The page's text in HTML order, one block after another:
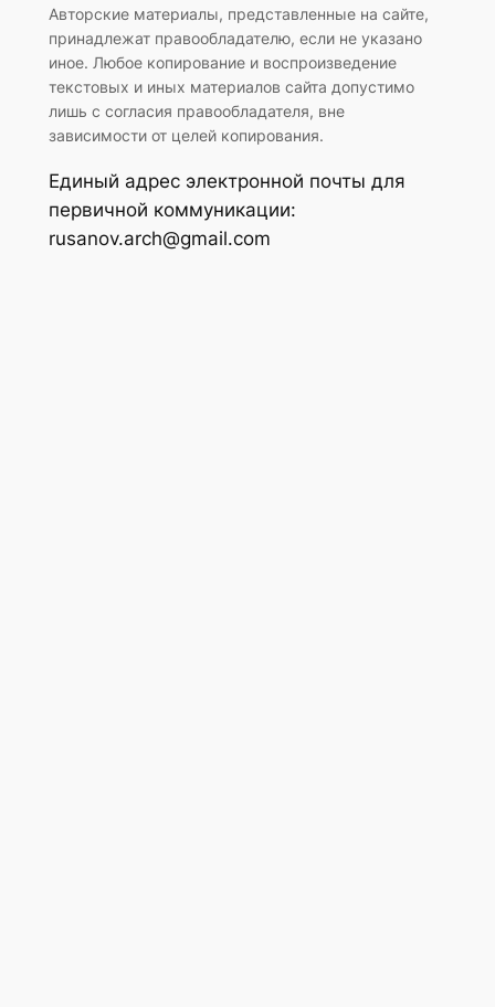
Авторские материалы, представленные на сайте,
принадлежат правообладателю, если не указано
иное. Любое копирование и воспроизведение
текстовых и иных материалов сайта допустимо
лишь с согласия правообладателя, вне
зависимости от целей копирования.
Единый адрес электронной почты для
первичной коммуникации:
rusanov.arch@gmail.com